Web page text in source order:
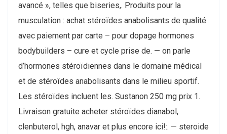
avancé », telles que biseries,. Produits pour la
musculation : achat stéroïdes anabolisants de qualité
avec paiement par carte – pour dopage hormones
bodybuilders – cure et cycle prise de. — on parle
d’hormones stéroïdiennes dans le domaine médical
et de stéroïdes anabolisants dans le milieu sportif.
Les stéroïdes incluent les. Sustanon 250 mg prix 1.
Livraison gratuite acheter stéroïdes dianabol,
clenbuterol, hgh, anavar et plus encore ici!:. — steroide